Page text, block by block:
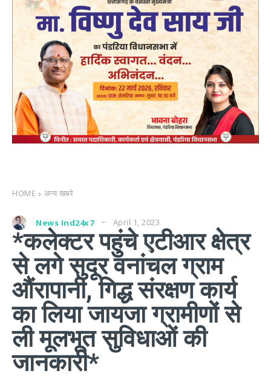
HOME अन्य खबरे
News Ind24x7 April 1, 2023
*कलेक्टर पहुंचे एटीआर क्षेत्र
से लगे सुदूर वनांचल ग्राम
औंरापानी, गिद्ध संरक्षण कार्य
का लिया जायजा ग्रामीणों से
ली मूलभूत सुविधाओं की
जानकारी*